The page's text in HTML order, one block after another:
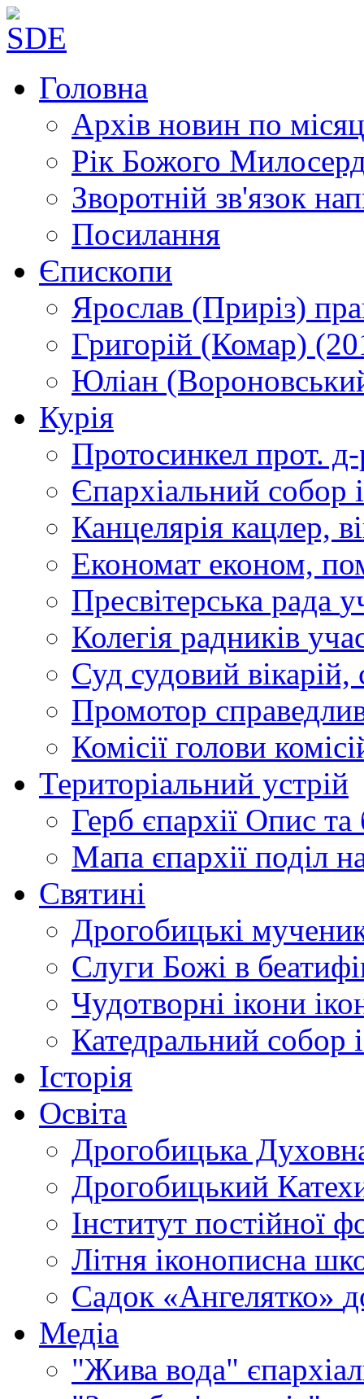
Головна
Архів новин по
Рік Божого
Зворотній зв'язок
Посилання
Єпископи
Ярослав (Приріз)
Григорій (Комар)
Юліан
Курія
Протосинкел прот.
Єпархіальний собор
Канцелярія кацлер,
Економат економ,
Пресвітерська рада
Колегія радників
Суд судовий вікарій,
Промотор
Комісії голови
Територіальний устрій
Герб єпархії Опис та
Мапа єпархії поділ
Святині
Дрогобицькі
Слуги Божі в
Чудотворні ікони
Катедральний собор
Історія
Освіта
Дрогобицька
Дрогобицький
Інститут постійної
Літня іконописна
Садок «Ангелятко»
Медіа
"Жива вода"